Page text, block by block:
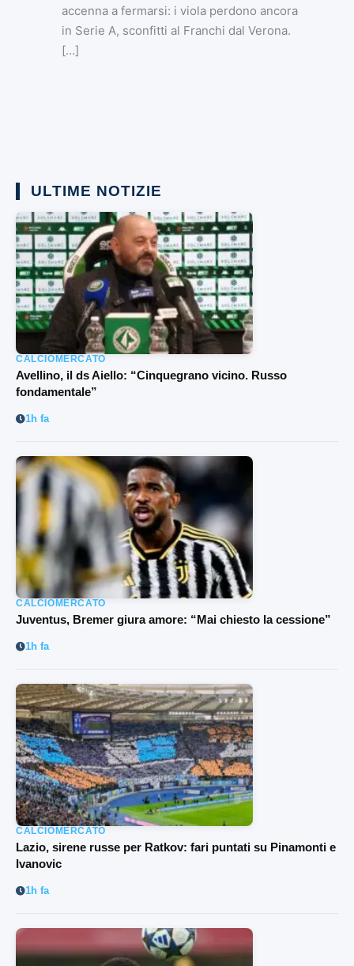
accenna a fermarsi: i viola perdono ancora
in Serie A, sconfitti al Franchi dal Verona.
[…]
ULTIME NOTIZIE
CALCIOMERCATO
Avellino, il ds Aiello: “Cinquegrano vicino. Russo
fondamentale”
1h fa
CALCIOMERCATO
Juventus, Bremer giura amore: “Mai chiesto la cessione”
1h fa
CALCIOMERCATO
Lazio, sirene russe per Ratkov: fari puntati su Pinamonti e
Ivanovic
1h fa